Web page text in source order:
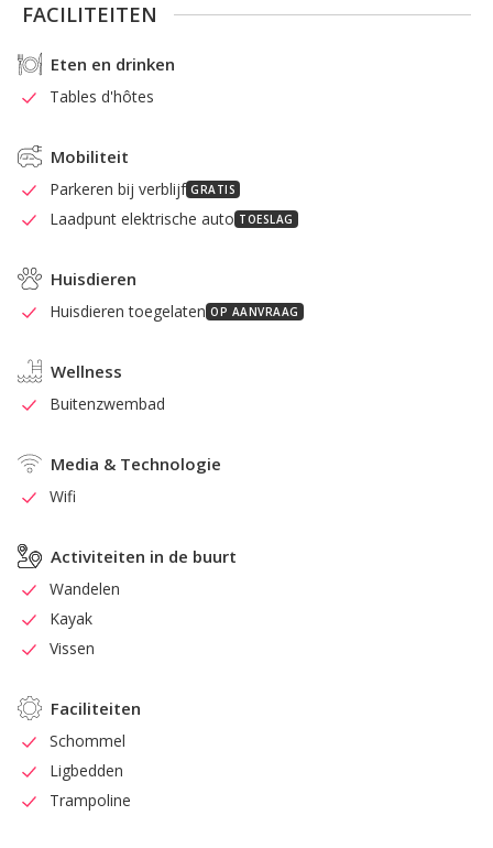
FACILITEITEN
Eten en drinken
Tables d'hôtes
Mobiliteit
Parkeren bij verblijf GRATIS
Laadpunt elektrische auto TOESLAG
Huisdieren
Huisdieren toegelaten OP AANVRAAG
Wellness
Buitenzwembad
Media & Technologie
Wifi
Activiteiten in de buurt
Wandelen
Kayak
Vissen
Faciliteiten
Schommel
Ligbedden
Trampoline